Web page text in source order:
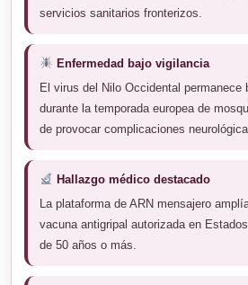
servicios sanitarios fronterizos.
Enfermedad bajo vigilancia
El virus del Nilo Occidental permanece
durante la temporada europea de
de provocar complicaciones
Hallazgo médico destacado
La plataforma de ARN mensajero
vacuna antigripal autorizada en
de 50 años o más.